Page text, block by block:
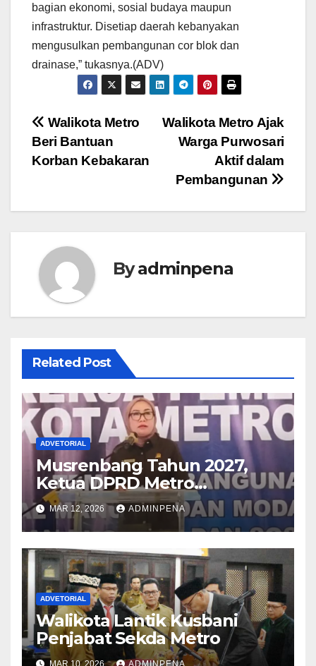
bagian ekonomi, sosial budaya maupun
infrastruktur. Disetiap daerah kebanyakan
mengusulkan pembangunan cor blok dan
drainase,” tukasnya.(ADV)
Navigasi
pos
Walikota Metro Ajak
Warga Purwosari
Aktif dalam
Pembangunan
Walikota Metro
Beri Bantuan
Korban Kebakaran
Byadminpena
Related Post
ADVETORIAL
Musrenbang Tahun 2027,
Ketua DPRD Metro
Sampaikan Soal Infrastruktur
hingga Ketahanan Pangan
MAR 12, 2026 ADMINPENA
ADVETORIAL
Walikota Lantik Kusbani
Penjabat Sekda Metro
MAR 10, 2026 ADMINPENA